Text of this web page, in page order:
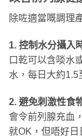
除咗適當嘅調理
1. 控制水分攝入
口乾可以含啖水
水，每日大約1.5
2. 避免刺激性食
會令前列腺充血
就OK，但唔好日